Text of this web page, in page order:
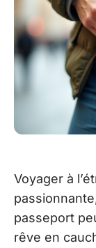
Voyager à
passeport
rêve en